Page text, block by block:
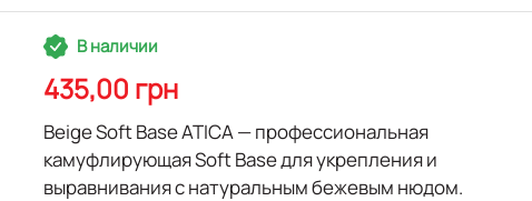
В наличии
435,00 грн
Beige Soft Base ATICA— профессиональная
камуфлирующая Soft Baseдляукрепленияи
выравниванияс натуральным бежевым нюдом.